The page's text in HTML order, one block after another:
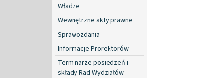
Władze
Wewnętrzne akty prawne
Sprawozdania
Informacje Prorektorów
Terminarze posiedzeń i
składy Rad Wydziałów